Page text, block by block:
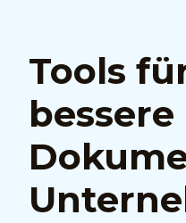
Tools
bessere